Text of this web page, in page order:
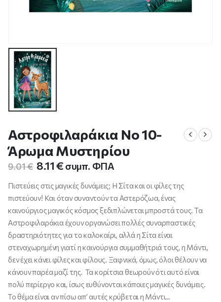
Αστροφιλαράκια Νο 10-
Άρωμα Μυστηρίου
9.01€ Original
was:
9.01 €.
8.11€Η
τρέχουσα
τιμή
είναι:
8.11 €.
συμπ. ΦΠΑ
Πιστεύεις στις μαγικές δυνάμεις; Η Σίτα και οι φίλες της
πιστεύουν! Και όταν συναντούν τα Αστερόζωα, ένας
καινούργιος μαγικός κόσμος ξεδιπλώνεται μπροστά τους. Τα
Αστροφιλαράκια έχουν οργανώσει πολλές συναρπαστικές
δραστηριότητες για το καλοκαίρι, αλλά η Σίτα είναι
στεναχωρημένη γιατί η καινούργια συμμαθήτριά τους, η Μάντι,
δεν έχει κάνει φίλες και φίλους. Ξαφνικά, όμως, όλοι θέλουν να
κάνουν παρέα μαζί της. Τα κορίτσια θεωρούν ότι αυτό είναι
πολύ περίεργο και, ίσως ευθύνονται κάποιες μαγικές δυνάμεις.
Το θέμα είναι αν πίσω απ’ αυτές κρύβεται η Μάντι…